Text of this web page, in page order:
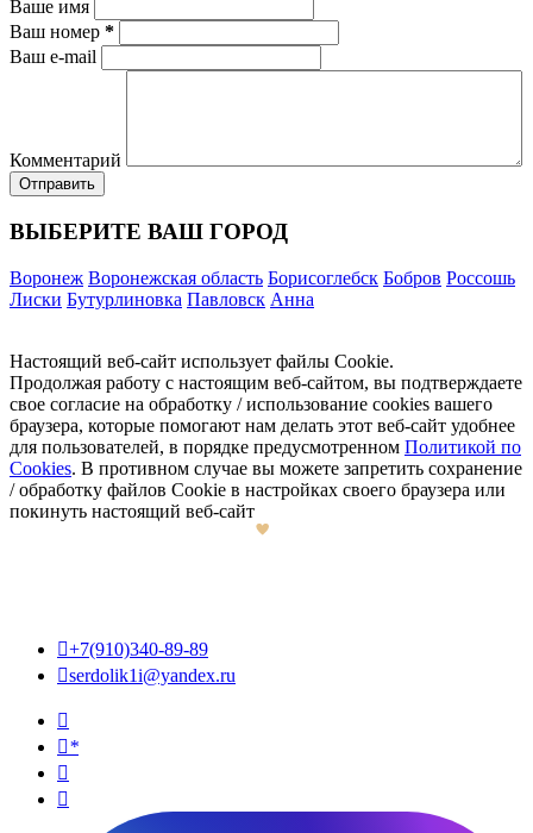
Ваше имя
Ваш номер *
Ваш e-mail
Комментарий
ВЫБЕРИТЕ ВАШ ГОРОД
Воронеж Воронежская область Борисоглебск Бобров Россошь
Лиски Бутурлиновка Павловск Анна
Настоящий веб-сайт использует файлы Cookie.
Продолжая работу с настоящим веб-сайтом, вы подтверждаете
свое согласие на обработку / использование cookies вашего
браузера, которые помогают нам делать этот веб-сайт удобнее
для пользователей, в порядке предусмотренном Политикой по
Cookies. В противном случае вы можете запретить сохранение
/ обработку файлов Cookie в настройках своего браузера или
покинуть настоящий веб-сайт
+7(910)340-89-89
serdolik1i@yandex.ru

*

